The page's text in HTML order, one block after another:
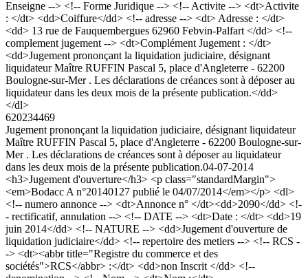
Enseigne --> <!-- Forme Juridique --> <!-- Activite --> <dt>Activite
: </dt> <dd>Coiffure</dd> <!-- adresse --> <dt> Adresse : </dt>
<dd> 13 rue de Fauquembergues 62960 Febvin-Palfart </dd> <!--
complement jugement --> <dt>Complément Jugement : </dt>
<dd>Jugement prononçant la liquidation judiciaire, désignant
liquidateur Maître RUFFIN Pascal 5, place d'Angleterre - 62200
Boulogne-sur-Mer . Les déclarations de créances sont à déposer au
liquidateur dans les deux mois de la présente publication.</dd>
</dl>
620234469
Jugement prononçant la liquidation judiciaire, désignant liquidateur
Maître RUFFIN Pascal 5, place d'Angleterre - 62200 Boulogne-sur-
Mer . Les déclarations de créances sont à déposer au liquidateur
dans les deux mois de la présente publication.04-07-2014
<h3>Jugement d'ouverture</h3> <p class="standardMargin">
<em>Bodacc A n°20140127 publié le 04/07/2014</em></p> <dl>
<!-- numero annonce --> <dt>Annonce n° </dt><dd>2090</dd> <!-
- rectificatif, annulation --> <!-- DATE --> <dt>Date : </dt> <dd>19
juin 2014</dd> <!-- NATURE --> <dd>Jugement d'ouverture de
liquidation judiciaire</dd> <!-- repertoire des metiers --> <!-- RCS -
-> <dt><abbr title="Registre du commerce et des
sociétés">RCS</abbr> :</dt> <dd>non Inscrit </dd> <!--